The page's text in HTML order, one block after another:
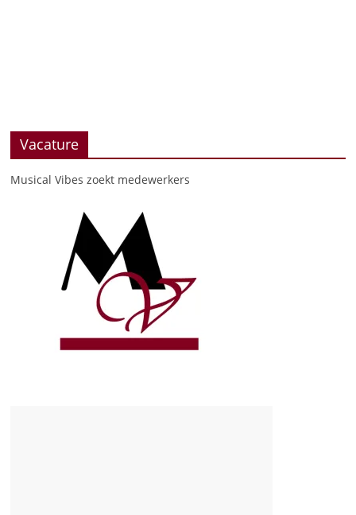
Vacature
Musical Vibes zoekt medewerkers